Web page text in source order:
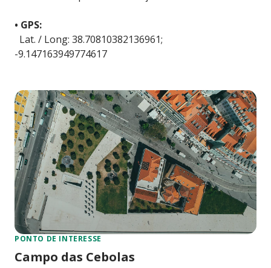
• GPS:
Lat. / Long: 38.70810382136961;
-9.147163949774617
PONTO DE INTERESSE
Campo das Cebolas